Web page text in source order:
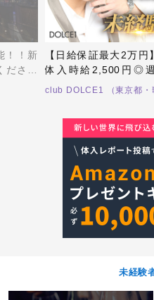
！！新
ださる
【日給保証最大2万円
体入時給2,500円◎
OK！未経験者、経験
club DOLCE1 （東京都・
未経験